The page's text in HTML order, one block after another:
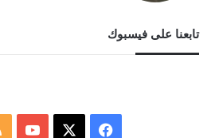
تابعنا على فيسبوك
فيسبوك